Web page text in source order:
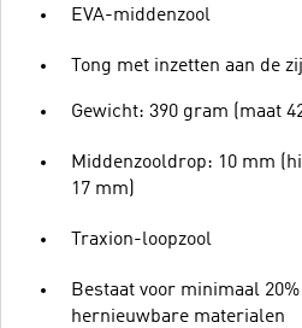
EVA-middenzool
Tong met inzetten aan de
Gewicht: 390 gram (maat
Middenzooldrop: 10 mm
17 mm)
Traxion-loopzool
Bestaat voor minimaal
hernieuwbare materialen